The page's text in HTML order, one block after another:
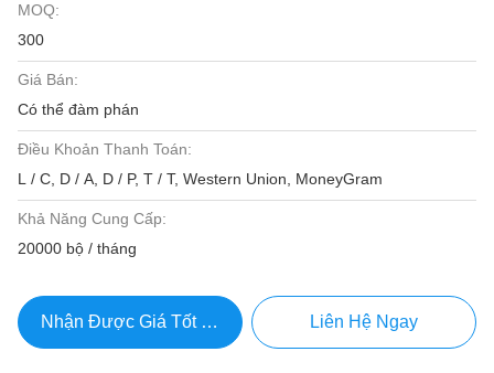
MOQ:
300
Giá Bán:
Có thể đàm phán
Điều Khoản Thanh Toán:
L / C, D / A, D / P, T / T, Western Union, MoneyGram
Khả Năng Cung Cấp:
20000 bộ / tháng
Nhận Được Giá Tốt Nhất Liên Hệ Ngay